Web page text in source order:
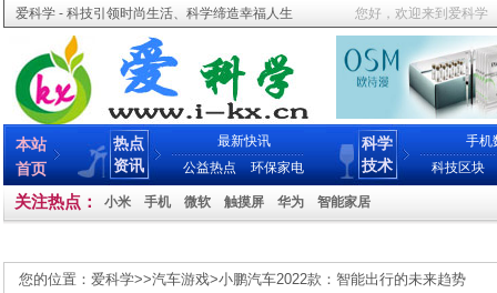
爱科学 - 科技引领时尚生活、科学缔造幸福人生 您好，欢迎来到爱科学
本站
首页
热点
资讯
最新快讯
公益热点
环保家电
科学
技术
手机
科技区块
关注热点： 小米 手机 微软 触摸屏 华为 智能家居
您的位置： 爱科学>>汽车游戏>小鹏汽车2022款：智能出行的未来趋势